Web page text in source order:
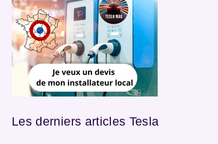
Les derniers articles Tesla